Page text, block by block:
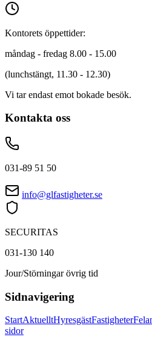
Kontorets öppettider:
måndag - fredag 8.00 - 15.00
(lunchstängt, 11.30 - 12.30)
Vi tar endast emot bokade besök.
Kontakta oss
031-89 51 50
info@glfastigheter.se
SECURITAS
031-130 140
Jour/Störningar övrig tid
Sidnavigering
StartAktuelltHyresgästFastigheter
sidor